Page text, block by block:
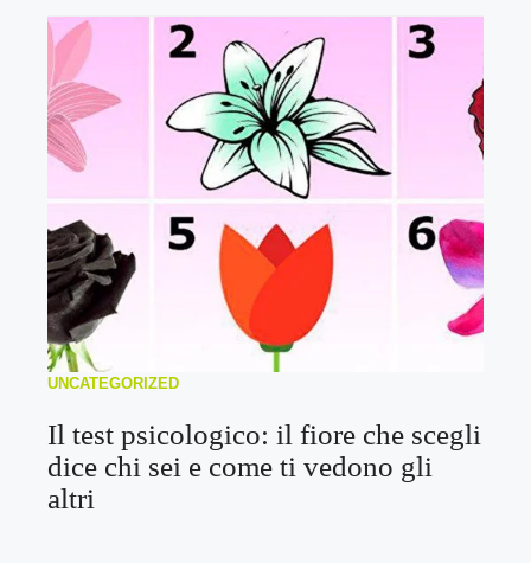
UNCATEGORIZED
Il test psicologico: il fiore che scegli
dice chi sei e come ti vedono gli
altri